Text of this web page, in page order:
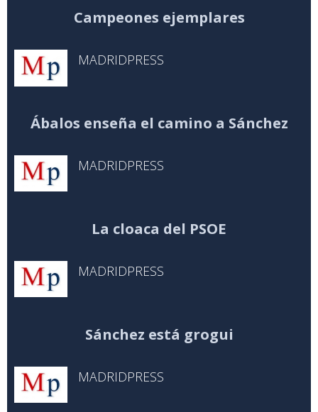
Campeones ejemplares
MADRIDPRESS
Ábalos enseña el camino a Sánchez
MADRIDPRESS
La cloaca del PSOE
MADRIDPRESS
Sánchez está grogui
MADRIDPRESS